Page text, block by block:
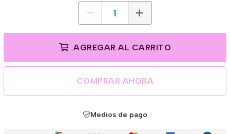
AGREGAR AL CARRITO
COMPRAR AHORA
Medios de pago